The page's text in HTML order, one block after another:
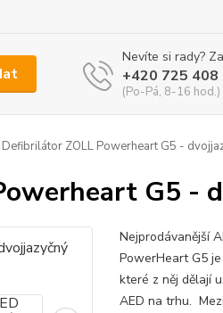
Nevíte si rady?
+420 725 408
(Po-Pá, 8-16 hod.)
Defibrilátor ZOLL Powerheart G5 -
G5 -
Nejprodávanější
PowerHeart G5
které z něj dělají
AED na trhu.